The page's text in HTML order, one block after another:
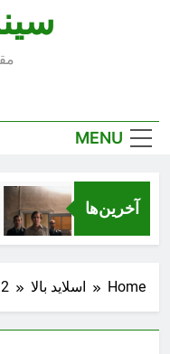
MENU
آخرین‌ها
Home اسلاید بالا